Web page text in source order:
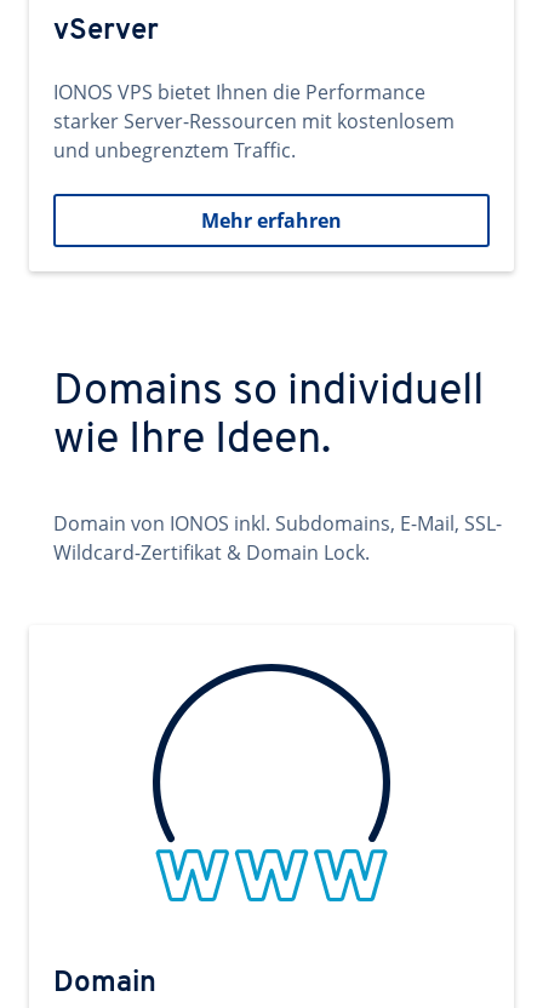
vServer
IONOS VPS bietet Ihnen die Performance
starker Server-Ressourcen mit kostenlosem
und unbegrenztem Traffic.
Mehr erfahren
Domains so individuell
wie Ihre Ideen.
Domain von IONOS inkl. Subdomains, E-Mail, SSL-
Wildcard-Zertifikat & Domain Lock.
Domain